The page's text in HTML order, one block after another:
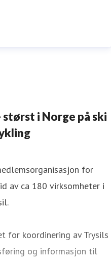
i Norge på ski
for
av ca 180 virksomheter i
for koordinering av Trysils
og informasjon til